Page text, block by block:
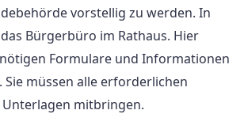
vorstellig zu werden. In
Bürgerbüro im Rathaus. Hier
Formulare und Informationen
müssen alle erforderlichen
mitbringen.